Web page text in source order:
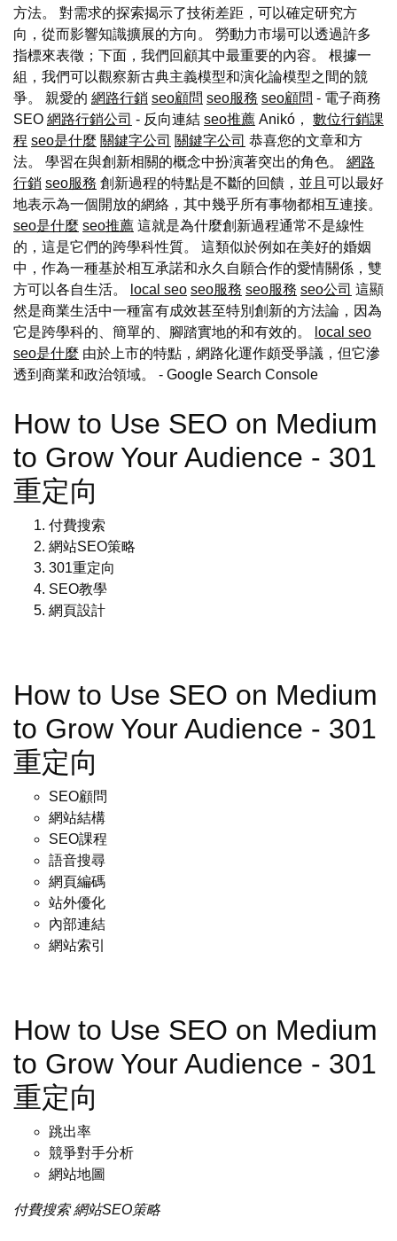
方法。 對需求的探索揭示了技術差距，可以確定研究方
向，從而影響知識擴展的方向。 勞動力市場可以透過許多
指標來表徵；下面，我們回顧其中最重要的內容。 根據一
組，我們可以觀察新古典主義模型和演化論模型之間的競
爭。 親愛的 網路行銷 seo顧問 seo服務 seo顧問 - 電子商務
SEO 網路行銷公司 - 反向連結 seo推薦 Anikó， 數位行銷課
程 seo是什麼 關鍵字公司 關鍵字公司 恭喜您的文章和方
法。 學習在與創新相關的概念中扮演著突出的角色。 網路
行銷 seo服務 創新過程的特點是不斷的回饋，並且可以最好
地表示為一個開放的網絡，其中幾乎所有事物都相互連接。
seo是什麼 seo推薦 這就是為什麼創新過程通常不是線性
的，這是它們的跨學科性質。 這類似於例如在美好的婚姻
中，作為一種基於相互承諾和永久自願合作的愛情關係，雙
方可以各自生活。
local seo seo服務 seo服務 seo公司 這顯
然是商業生活中一種富有成效甚至特別創新的方法論，因為
它是跨學科的、簡單的、腳踏實地的和有效的。
local seo
seo是什麼 由於上市的特點，網路化運作頗受爭議，但它滲
透到商業和政治領域。 - Google Search Console
How to Use SEO on Medium
to Grow Your Audience - 301
重定向
付費搜索
網站SEO策略
301重定向
SEO教學
網頁設計
How to Use SEO on Medium
to Grow Your Audience - 301
重定向
SEO顧問
網站結構
SEO課程
語音搜尋
網頁編碼
站外優化
內部連結
網站索引
How to Use SEO on Medium
to Grow Your Audience - 301
重定向
跳出率
競爭對手分析
網站地圖
付費搜索 網站SEO策略